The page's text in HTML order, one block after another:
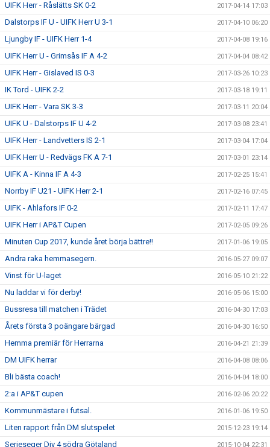
UIFK Herr - Råslätts SK 0-2 2017-04-14 17:03
Dalstorps IF U - UIFK Herr U 3-1 2017-04-10 06:20
Ljungby IF - UIFK Herr 1-4 2017-04-08 19:16
UIFK Herr U - Grimsås IF A 4-2 2017-04-04 08:42
UIFK Herr - Gislaved IS 0-3 2017-03-26 10:23
IK Tord - UIFK 2-2 2017-03-18 19:11
UIFK Herr - Vara SK 3-3 2017-03-11 20:04
UIFK U - Dalstorps IF U 4-2 2017-03-08 23:41
UIFK Herr - Landvetters IS 2-1 2017-03-04 17:04
UIFK Herr U - Redvägs FK A 7-1 2017-03-01 23:14
UIFK A - Kinna IF A 4-3 2017-02-25 15:41
Norrby IF U21 - UIFK Herr 2-1 2017-02-16 07:45
UIFK - Ahlafors IF 0-2 2017-02-11 17:47
UIFK Herr i AP&T Cupen 2017-02-05 09:26
Minuten Cup 2017, kunde året börja bättre!! 2017-01-06 19:05
Andra raka hemmasegern. 2016-05-27 09:07
Vinst för U-laget 2016-05-10 21:22
Nu laddar vi för derby! 2016-05-06 15:00
Bussresa till matchen i Trädet 2016-04-30 17:03
Årets första 3 poängare bärgad 2016-04-30 16:50
Hemma premiär för Herrarna 2016-04-21 21:39
DM UIFK herrar 2016-04-08 08:06
Bli bästa coach! 2016-04-04 18:00
2:a i AP&T cupen 2016-02-06 20:22
Kommunmästare i futsal. 2016-01-06 19:50
Liten rapport från DM slutspelet 2015-12-23 19:14
Serieseger Div 4 södra Götaland 2015-10-04 22:31